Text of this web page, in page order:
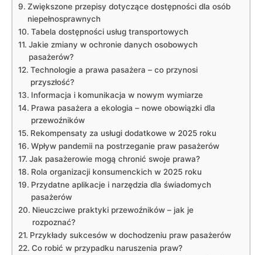
Zwiększone przepisy dotyczące⁤ dostępności ⁢dla⁢ osób
niepełnosprawnych
Tabela dostępności usług transportowych
Jakie zmiany w ochronie danych ⁣osobowych
pasażerów?
Technologie⁤ a prawa pasażera – co przynosi
przyszłość?
Informacja i komunikacja w⁢ nowym wymiarze
Prawa pasażera a ekologia – nowe obowiązki ‍dla
przewoźników
Rekompensaty za usługi dodatkowe ​w 2025 roku
Wpływ ⁣pandemii na postrzeganie ‍praw pasażerów
Jak pasażerowie mogą⁢ chronić ⁤swoje prawa?
Rola organizacji konsumenckich w 2025 roku
Przydatne aplikacje i narzędzia dla świadomych
⁣pasażerów
Nieuczciwe praktyki⁤ przewoźników –⁤ jak je
rozpoznać?
Przykłady sukcesów w dochodzeniu⁤ praw pasażerów
Co robić ⁢w przypadku naruszenia praw?